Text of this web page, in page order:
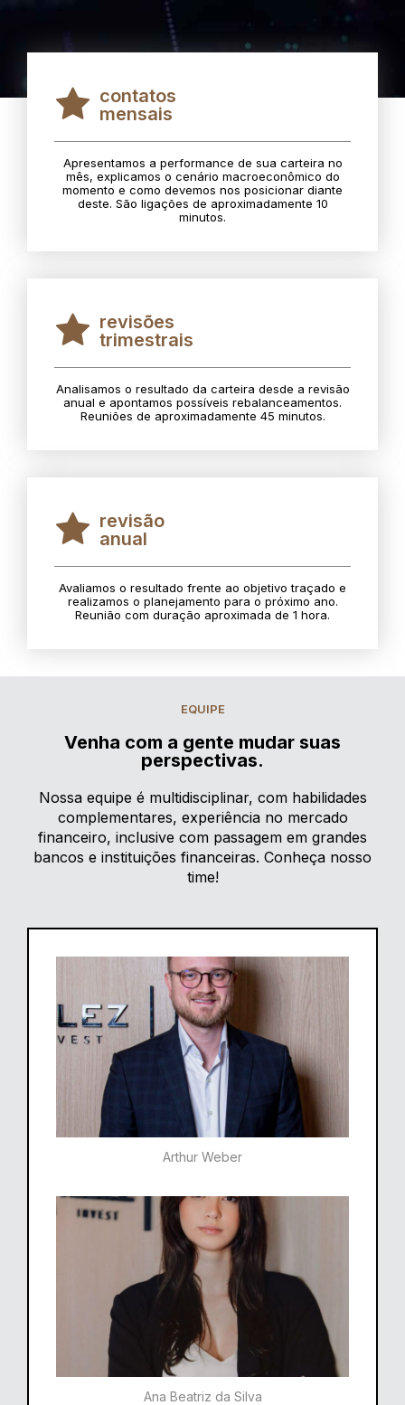
contatos
mensais
Apresentamos a performance de sua carteira no
mês, explicamos o cenário macroeconômico do
momento e como devemos nos posicionar diante
deste. São ligações de aproximadamente 10
minutos.
revisões
trimestrais
Analisamos o resultado da carteira desde a revisão
anual e apontamos possíveis rebalanceamentos.
Reuniões de aproximadamente 45 minutos.
revisão
anual
Avaliamos o resultado frente ao objetivo traçado e
realizamos o planejamento para o próximo ano.
Reunião com duração aproximada de 1 hora.
EQUIPE
Venha com a gente mudar suas
perspectivas.
Nossa equipe é multidisciplinar, com habilidades
complementares, experiência no mercado
financeiro, inclusive com passagem em grandes
bancos e instituições financeiras. Conheça nosso
time!
Arthur Weber
Ana Beatriz da Silva